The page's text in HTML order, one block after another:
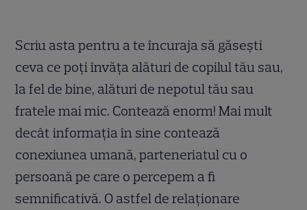
Scriu asta pentru a te încuraja să găsești
ceva ce poți învăța alături de copilul tău sau,
la fel de bine, alături de nepotul tău sau
fratele mai mic. Contează enorm! Mai mult
decât informația în sine contează
conexiunea umană, parteneriatul cu o
persoană pe care o percepem a fi
semnificativă. O astfel de relaționare